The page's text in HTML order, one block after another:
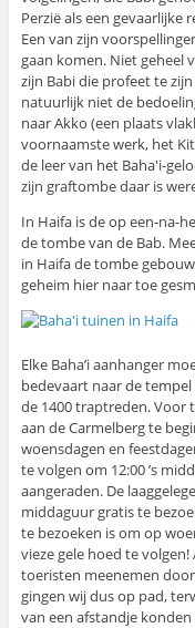
Perzië als een gevaarlijke
Een van zijn
gaan komen. Niet geheel
zijn Babi die profeet te
natuurlijk niet de
naar Akko (een plaats
voornaamste werk, het
de leer van het Baha′i-
zijn graftombe daar is
In Haifa is de op een-na-
de tombe van de Bab.
in Haifa de tombe
geheim hier naar toe
Elke Baha’i aanhanger
bedevaart naar de
de 1400 traptreden. Voor
aan de Carmelberg te
woensdagen en
te volgen om 12:00 ’s
aangeraden. De
middaguur gratis te
te bezoeken is om op
vieze gele hoed te
toeristen meenemen
gingen wij dus op pad,
van een afstandje